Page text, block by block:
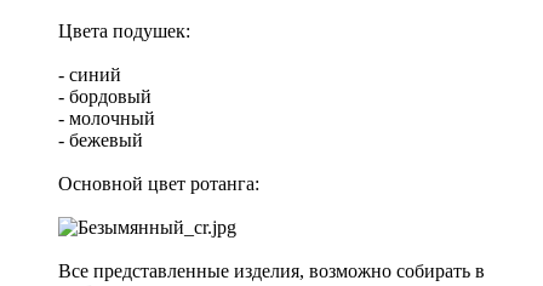
Цвета подушек:
- синий
- бордовый
- молочный
- бежевый
Основной цвет ротанга:
Все представленные изделия, возможно собирать в